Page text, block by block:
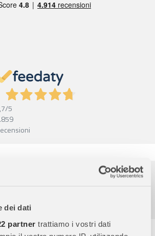
dei dati
partner trattiamo i vostri dati
/5
dal lunedì al venerdì